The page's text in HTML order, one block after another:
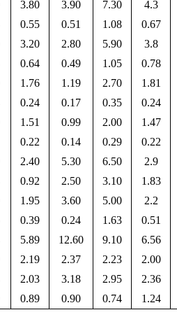
3.80 3.90 7.30
4.3
0.55 0.51 1.08
0.67
3.20 2.80 5.90
3.8
0.64 0.49 1.05
0.78
1.76 1.19 2.70
1.81
0.24 0.17 0.35
0.24
1.51 0.99 2.00
1.47
0.22 0.14 0.29
0.22
2.40 5.30 6.50
2.9
0.92 2.50 3.10
1.83
1.95 3.60 5.00
2.2
0.39 0.24 1.63
0.51
5.89 12.60 9.10
6.56
2.19 2.37 2.23
2.00
2.03 3.18 2.95
2.36
0.89 0.90 0.74 1.24